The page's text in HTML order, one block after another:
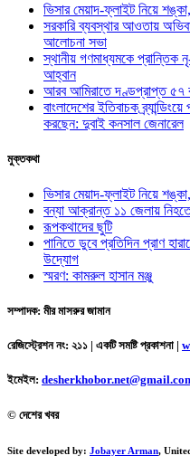
ভিসার মেয়াদ-ফ্লাইট নিয়ে শঙ্কা,
সরকারি ব্যবস্থার আওতায়
আলোচনা সভা
স্থানীয় গণমাধ্যমকে প্রান্তিক
আহ্বান
আরব আমিরাতে দণ্ডপ্রাপ্ত ৫৭
বাংলাদেশের ইতিবাচক
করছেন: দুবাই কনসাল জেনারেল
মুক্তকথা
ভিসার মেয়াদ-ফ্লাইট নিয়ে শঙ্কা,
বন্যা আক্রান্ত ১১ জেলায়
রূপকথাদের ছুটি
পানিতে ডুবে প্রতিদিন প্রাণ
উদ্যোগ
স্মরণ: কামরুল হাসান মঞ্জু
সম্পাদক: মীর মাসরুর জামান
রেজিস্ট্রেশন নং: ২১১ | একটি সমষ্টি প্রকাশনা |
ইমেইল:
© দেশের খবর
Site developed by: Jobayer Arman,